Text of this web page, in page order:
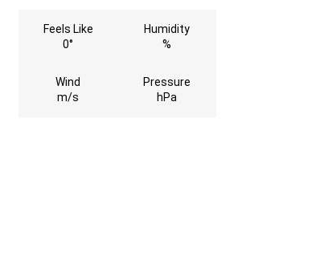
Feels Like
0°
Humidity
%
Wind
m/s
Pressure
hPa